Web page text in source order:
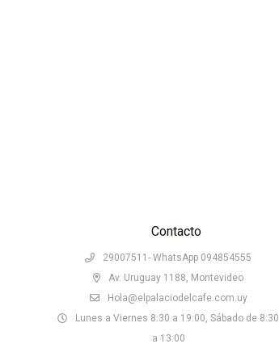
Contacto
29007511- WhatsApp 094854555
Av. Uruguay 1188, Montevideo
Hola@elpalaciodelcafe.com.uy
Lunes a Viernes 8:30 a 19:00, Sábado de 8:30
a 13:00